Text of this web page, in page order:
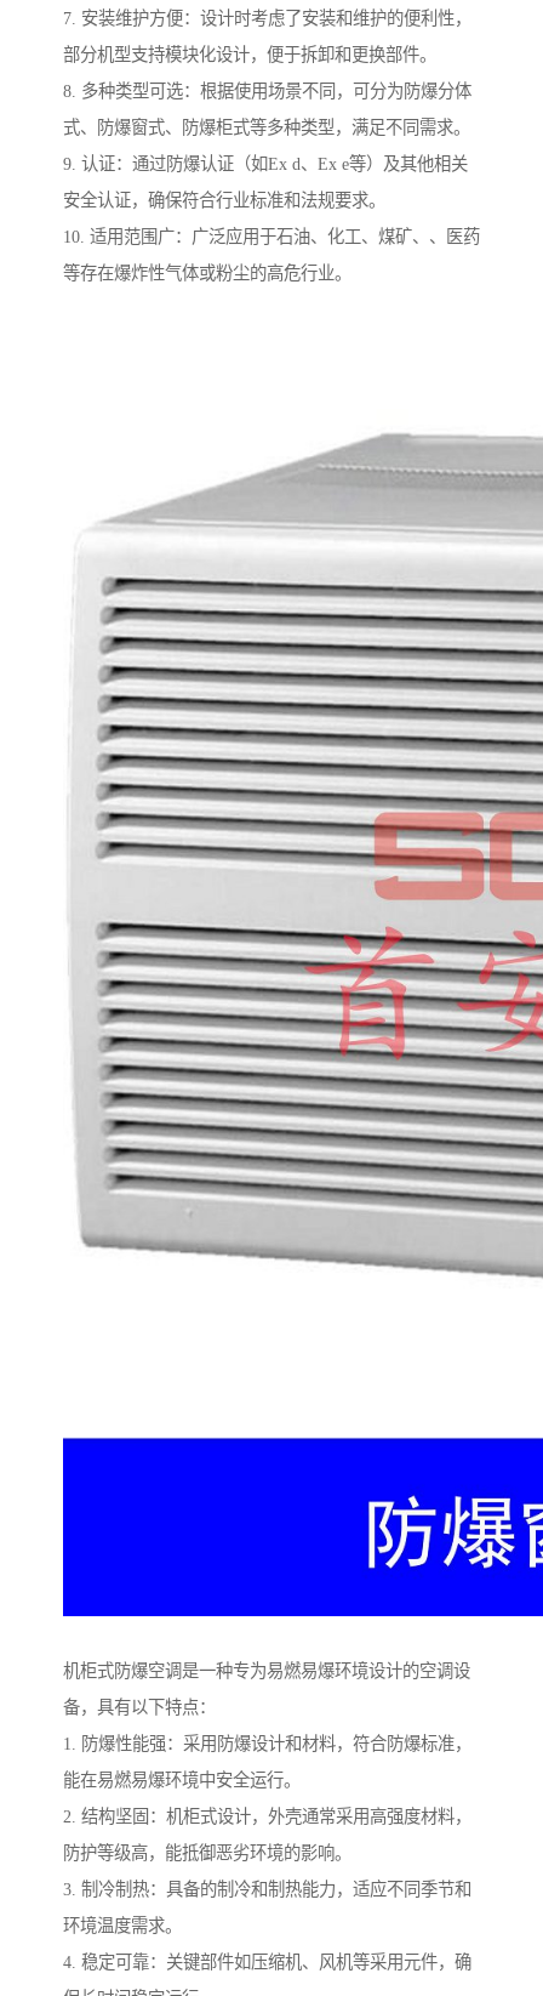
7. 安装维护方便：设计时考虑了安装和维护的便利性，
部分机型支持模块化设计，便于拆卸和更换部件。
8. 多种类型可选：根据使用场景不同，可分为防爆分体
式、防爆窗式、防爆柜式等多种类型，满足不同需求。
9. 认证：通过防爆认证（如Ex d、Ex e等）及其他相关
安全认证，确保符合行业标准和法规要求。
10. 适用范围广：广泛应用于石油、化工、煤矿、、医药
等存在爆炸性气体或粉尘的高危行业。
机柜式防爆空调是一种专为易燃易爆环境设计的空调设
备，具有以下特点：
1. 防爆性能强：采用防爆设计和材料，符合防爆标准，
能在易燃易爆环境中安全运行。
2. 结构坚固：机柜式设计，外壳通常采用高强度材料，
防护等级高，能抵御恶劣环境的影响。
3. 制冷制热：具备的制冷和制热能力，适应不同季节和
环境温度需求。
4. 稳定可靠：关键部件如压缩机、风机等采用元件，确